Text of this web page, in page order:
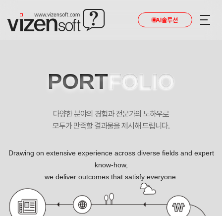
AI솔루션
공간인테리어디자인 포트폴리오
PORTFOLIO
다양한 분야의 경험과 전문가의 노하우로
모두가 만족할 결과물을 제시해 드립니다.
Drawing on extensive experience across diverse fields and expert
know-how,
we deliver outcomes that satisfy everyone.